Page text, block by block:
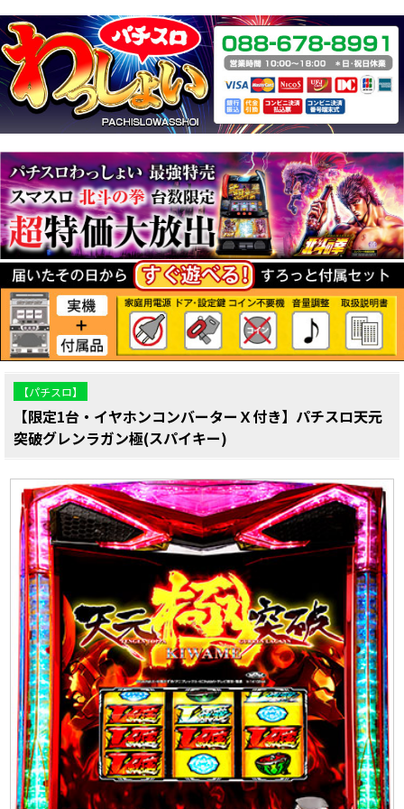
【パチスロ】
【限定1台・イヤホンコンバーターＸ付き】パチスロ天元
突破グレンラガン極(スパイキー)